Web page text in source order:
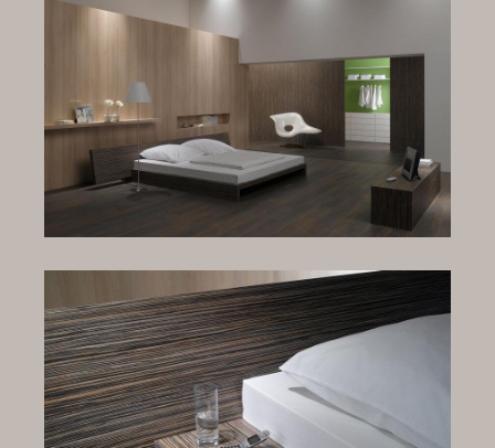
Expo-Termin vereinbaren
Luxemburg Kollektion